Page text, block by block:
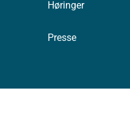
Høringer
Presse